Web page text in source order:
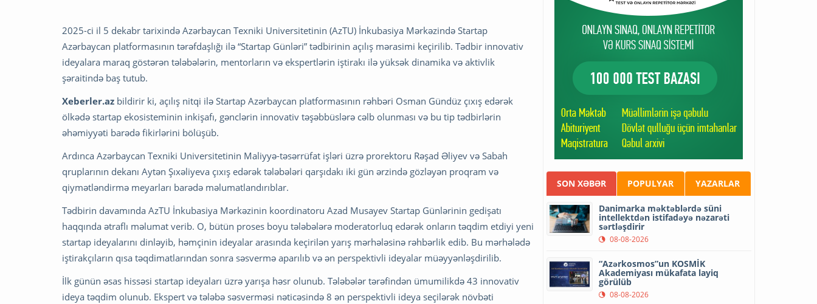
2025-ci il 5 dekabr tarixində Azərbaycan Texniki Universitetinin (AzTU) İnkubasiya Mərkəzində Startap
Azərbaycan platformasının tərəfdaşlığı ilə “Startap Günləri” tədbirinin açılış mərasimi keçirilib. Tədbir innovativ
ideyalara maraq göstərən tələbələrin, mentorların və ekspertlərin iştirakı ilə yüksək dinamika və aktivlik
şəraitində baş tutub.
Xeberler.az bildirir ki, açılış nitqi ilə Startap Azərbaycan platformasının rəhbəri Osman Gündüz çıxış edərək
ölkədə startap ekosisteminin inkişafı, gənclərin innovativ təşəbbüslərə cəlb olunması və bu tip tədbirlərin
əhəmiyyəti barədə fikirlərini bölüşüb.
Ardınca Azərbaycan Texniki Universitetinin Maliyyə-təsərrüfat işləri üzrə prorektoru Rəşad Əliyev və Sabah
qruplarının dekanı Aytən Şıxəliyeva çıxış edərək tələbələri qarşıdakı iki gün ərzində gözləyən proqram və
qiymətləndirmə meyarları barədə məlumatlandırıblar.
Tədbirin davamında AzTU İnkubasiya Mərkəzinin koordinatoru Azad Musayev Startap Günlərinin gedişatı
haqqında ətraflı məlumat verib. O, bütün proses boyu tələbələrə moderatorluq edərək onların təqdim etdiyi yeni
startap ideyalarını dinləyib, həmçinin ideyalar arasında keçirilən yarış mərhələsinə rəhbərlik edib. Bu mərhələdə
iştirakçıların qısa təqdimatlarından sonra səsvermə aparılıb və ən perspektivli ideyalar müəyyənləşdirilib.
İlk günün əsas hissəsi startap ideyaları üzrə yarışa həsr olunub. Tələbələr tərəfindən ümumilikdə 43 innovativ
ideya təqdim olunub. Ekspert və tələbə səsverməsi nəticəsində 8 ən perspektivli ideya seçilərək növbəti
SON XƏBƏR POPULYAR YAZARLAR
Danimarka məktəblərdə süni
intellektdən istifadəyə nəzarəti
sərtləşdirir
08-08-2026
“Azərkosmos”un KOSMİK
Akademiyası mükafata layiq
görülüb
08-08-2026